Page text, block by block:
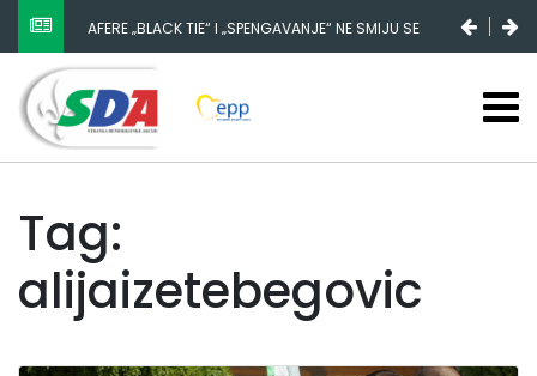
AFERE „BLACK TIE“ I „SPENGAVANJE“ NE SMIJU SE
ZATAŠKATI
Tag:
alijaizetebegovic